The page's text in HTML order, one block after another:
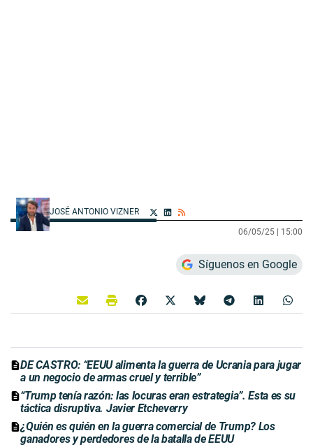
JOSÉ ANTONIO VIZNER
06/05/25 | 15:00
Síguenos en Google
DE CASTRO: “EEUU alimenta la guerra de Ucrania para jugar
a un negocio de armas cruel y terrible”
“Trump tenía razón: las locuras eran estrategia”. Esta es su
táctica disruptiva. Javier Etcheverry
¿Quién es quién en la guerra comercial de Trump? Los
ganadores y perdedores de la batalla de EEUU